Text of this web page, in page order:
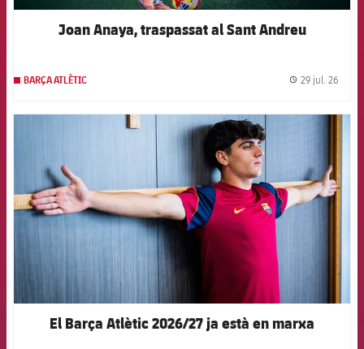
Joan Anaya, traspassat al Sant Andreu
BARÇA ATLÈTIC 29 jul. 26
FCB Barcelona badge
El Barça Atlètic 2026/27 ja està en marxa